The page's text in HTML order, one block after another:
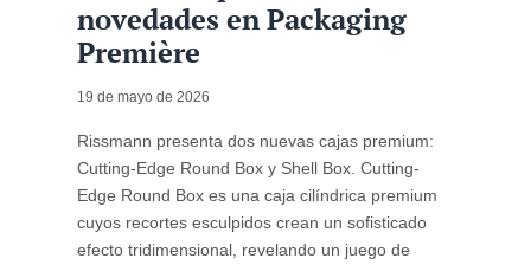
novedades en Packaging
Première
19 de mayo de 2026
Rissmann presenta dos nuevas cajas premium:
Cutting-Edge Round Box y Shell Box. Cutting-
Edge Round Box es una caja cilíndrica premium
cuyos recortes esculpidos crean un sofisticado
efecto tridimensional, revelando un juego de